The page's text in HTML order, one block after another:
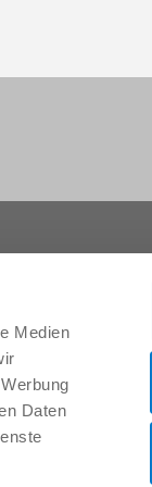
Medien
Daten